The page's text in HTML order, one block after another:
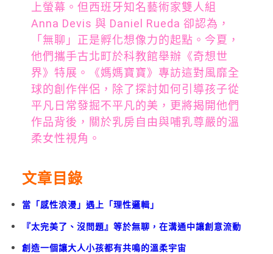
上螢幕。但西班牙知名藝術家雙人組
Anna Devis 與 Daniel Rueda 卻認為，
「無聊」正是孵化想像力的起點。今夏，
他們攜手古北町於科教館舉辦《奇想世
界》特展。《媽媽寶寶》專訪這對風靡全
球的創作伴侶，除了探討如何引導孩子從
平凡日常發掘不平凡的美，更將揭開他們
作品背後，關於乳房自由與哺乳尊嚴的溫
柔女性視角。
文章目錄
當「感性浪漫」遇上「理性邏輯」
『太完美了、沒問題』等於無聊，在溝通中讓創意流動
創造一個讓大人小孩都有共鳴的溫柔宇宙